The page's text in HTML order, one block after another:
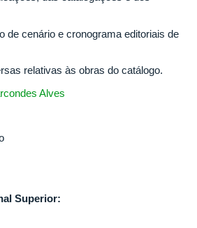
de cenário e cronograma editoriais de
relativas às obras do catálogo.
Alves
Superior: